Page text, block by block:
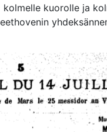
kolmelle kuorolle ja